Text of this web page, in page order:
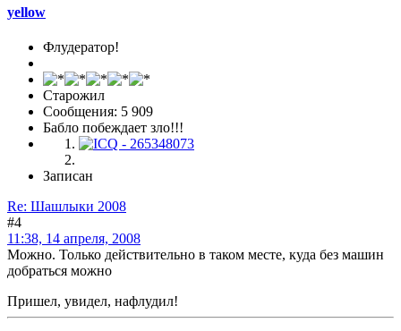
yellow
Флудератор!
Старожил
Сообщения: 5 909
Бабло побеждает зло!!!
Записан
Re: Шашлыки 2008
#4
11:38, 14 апреля, 2008
Можно. Только действительно в таком месте, куда без машин
добраться можно
Пришел, увидел, нафлудил!